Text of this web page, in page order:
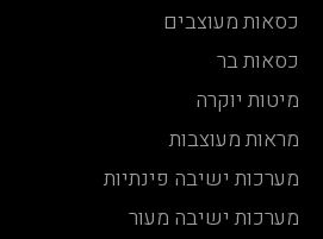
כסאות מעוצבים
כסאות בר
מיטות יוקרה
מראות מעוצבות
מערכות ישיבה פינתיות
מערכות ישיבה מעור